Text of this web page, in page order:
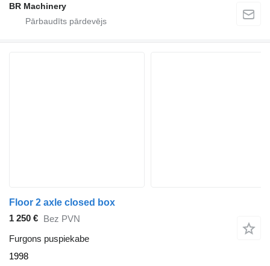
BR Machinery
Floor 2 axle closed box
1 250 €
Bez PVN
Furgons puspiekabe
1998